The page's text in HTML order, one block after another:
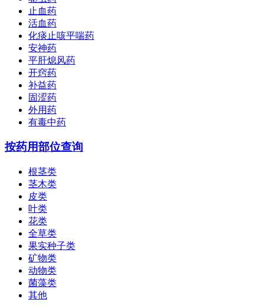
止血药
活血药
化痰止咳平喘药
安神药
平肝熄风药
开窍药
补益药
固涩药
外用药
有毒中药
按药用部位查询
根茎类
茎木类
皮类
叶类
花类
全草类
果实种子类
矿物类
动物类
菌藻类
其他